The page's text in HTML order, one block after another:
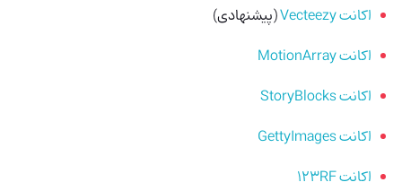
اکانت Vecteezy
(پیشنهادی)
اکانت MotionArray
اکانت StoryBlocks
اکانت GettyImages
اکانت 123RF